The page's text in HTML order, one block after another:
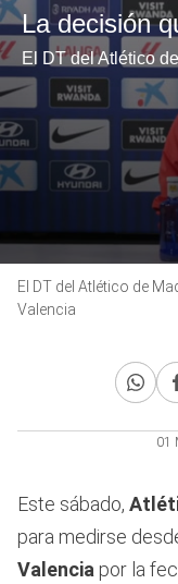
seconds
El DT del Atlético de
Valencia
01
Este sábado,
para medirse
Valencia por la